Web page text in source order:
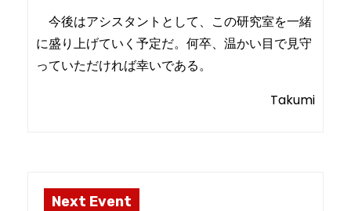
今後はアシスタントとして、この研究室を一緒
に盛り上げていく予定だ。何卒、温かい目で見守
っていただければ幸いである。
Takumi
Next Event